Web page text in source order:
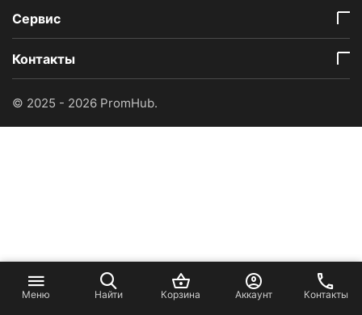
Сервис
Контакты
© 2025 - 2026 PromHub.
Меню Найти Корзина Аккаунт Контакты